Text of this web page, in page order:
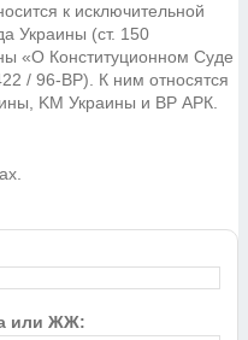
к исключительной
Украины (ст. 150
«О Конституционном Суде
/ 96-ВР). К ним относятся
KM Украины и ВР АРК.
или ЖЖ: